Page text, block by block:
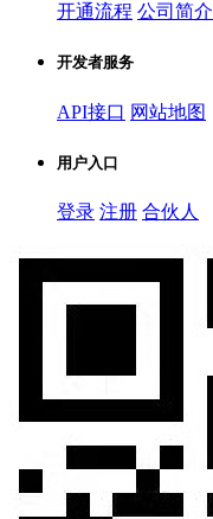
开通流程 公司简介
开发者服务
API接口 网站地图
用户入口
登录 注册 合伙人